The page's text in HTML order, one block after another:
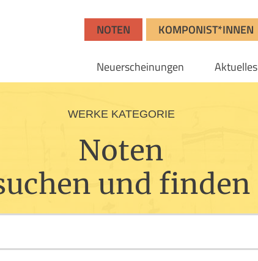
NOTEN KOMPONIST*INNEN
Neuerscheinungen Aktuelles
WERKE KATEGORIE
Noten
und finden